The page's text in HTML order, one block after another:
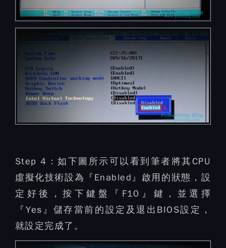
Step 4：如下圖所示可以看到筆者將其CPU
虛擬化技術設為『Enabled』啟用的狀態，設
定好後，按下鍵盤『F10』鍵，並選擇
『Yes』儲存當前的設定及退出BIOS設定，
就設定完成了。